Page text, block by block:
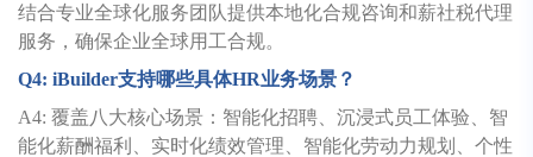
结合专业全球化服务团队提供本地化合规咨询和薪社税代理
服务，确保企业全球用工合规。
Q4: iBuilder支持哪些具体HR业务场景？
A4: 覆盖八大核心场景：智能化招聘、沉浸式员工体验、智
能化薪酬福利、实时化绩效管理、智能化劳动力规划、个性